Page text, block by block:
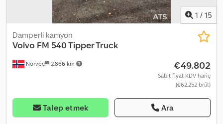
1 / 15
Norveç 2.866 km
Damperli kamyon
Volvo FM 540 Tipper Truck
€49.802
Sabit fiyat KDV hariç
(€62.252 brüt)
Talep etmek Ara